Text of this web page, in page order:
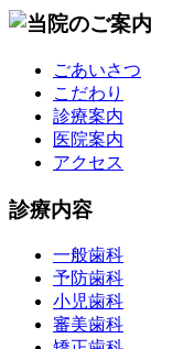
ごあいさつ
こだわり
診療案内
医院案内
アクセス
診療内容
一般歯科
予防歯科
小児歯科
審美歯科